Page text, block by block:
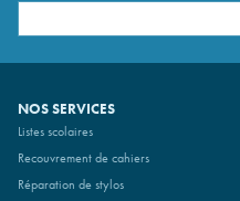
NOS SERVICES
Listes scolaires
Recouvrement de cahiers
Réparation de stylos